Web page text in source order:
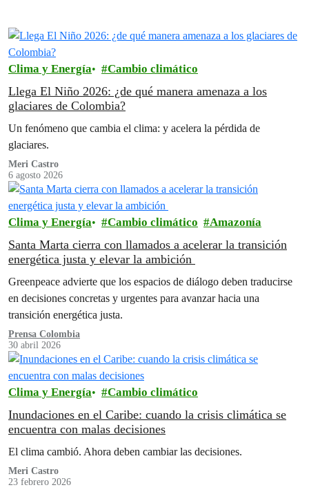
Clima y Energía Cambio climático
Llega El Niño 2026: ¿de qué manera amenaza a los
glaciares de Colombia?
Un fenómeno que cambia el clima: y acelera la pérdida de
glaciares.
Meri Castro
6 agosto 2026
Clima y Energía Cambio climático Amazonía
Santa Marta cierra con llamados a acelerar la transición
energética justa y elevar la ambición
Greenpeace advierte que los espacios de diálogo deben traducirse
en decisiones concretas y urgentes para avanzar hacia una
transición energética justa.
Prensa Colombia
30 abril 2026
Clima y Energía Cambio climático
Inundaciones en el Caribe: cuando la crisis climática se
encuentra con malas decisiones
El clima cambió.⁣ Ahora deben cambiar las decisiones.⁣
Meri Castro
23 febrero 2026